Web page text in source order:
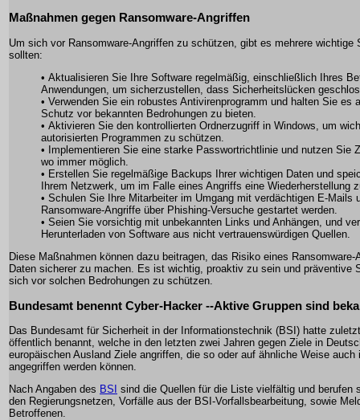
Maßnahmen gegen Ransomware-Angriffen
Um sich vor Ransomware-Angriffen zu schützen, gibt es mehrere wichtige
sollten:
• Aktualisieren Sie Ihre Software regelmäßig, einschließlich Ihres
Anwendungen, um sicherzustellen, dass Sicherheitslücken
• Verwenden Sie ein robustes Antivirenprogramm und halten Sie es
Schutz vor bekannten Bedrohungen zu bieten.
• Aktivieren Sie den kontrollierten Ordnerzugriff in Windows, um
autorisierten Programmen zu schützen.
• Implementieren Sie eine starke Passwortrichtlinie und nutzen Sie
wo immer möglich.
• Erstellen Sie regelmäßige Backups Ihrer wichtigen Daten und
Ihrem Netzwerk, um im Falle eines Angriffs eine Wiederherstellung
• Schulen Sie Ihre Mitarbeiter im Umgang mit verdächtigen E-Mails
Ransomware-Angriffe über Phishing-Versuche gestartet werden.
• Seien Sie vorsichtig mit unbekannten Links und Anhängen, und
Herunterladen von Software aus nicht vertrauenswürdigen Quellen.
Diese Maßnahmen können dazu beitragen, das Risiko eines
Daten sicherer zu machen. Es ist wichtig, proaktiv zu sein und präventive
sich vor solchen Bedrohungen zu schützen.
Bundesamt benennt Cyber-Hacker --Aktive Gruppen sind
Das Bundesamt für Sicherheit in der Informationstechnik (BSI) hatte
öffentlich benannt, welche in den letzten zwei Jahren gegen Ziele in
europäischen Ausland Ziele angriffen, die so oder auf ähnliche Weise auch
angegriffen werden können.
Nach Angaben des BSI sind die Quellen für die Liste vielfältig und berufen
den Regierungsnetzen, Vorfälle aus der BSI-Vorfallsbearbeitung, sowie
Betroffenen.